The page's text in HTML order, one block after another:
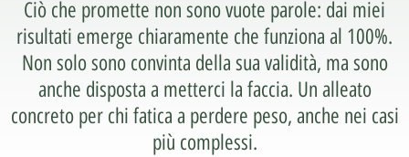
Ciò che promette non sono vuote parole: dai miei
risultati emerge chiaramente che funziona al 100%.
Non solo sono convinta della sua validità, ma sono
anche disposta a metterci la faccia. Un alleato
concreto per chi fatica a perdere peso, anche nei casi
più complessi.